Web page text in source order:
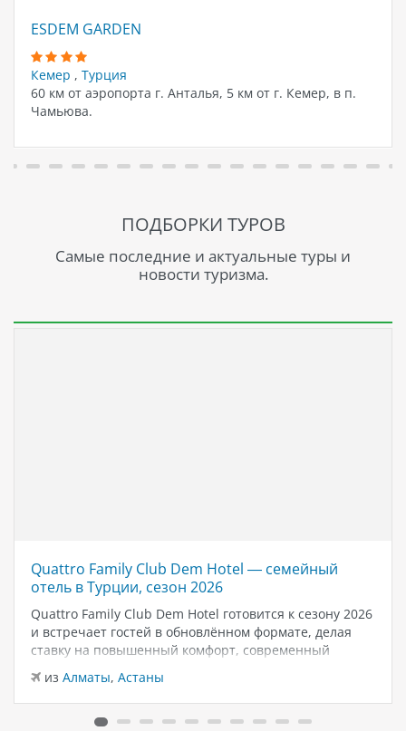
ESDEM GARDEN
Кемер , Турция
60 км от аэропорта г. Анталья, 5 км от г. Кемер, в п.
Чамьюва.
ПОДБОРКИ ТУРОВ
Самые последние и актуальные туры и
новости туризма.
Quattro Family Club Dem Hotel — семейный
отель в Турции, сезон 2026
Quattro Family Club Dem Hotel готовится к сезону 2026
и встречает гостей в обновлённом формате, делая
ставку на повышенный комфорт, современный
дизайн и атмосферу спокойного семейного отдыха у
моря. Отель остаётся популярным выбором для тех,
кто ищет семейный отель в…
из Алматы, Астаны